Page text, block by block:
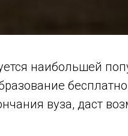
наибольшей
вуза, даст